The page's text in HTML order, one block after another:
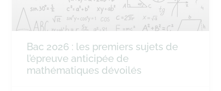
Bac 2026 : les premiers sujets de
l’épreuve anticipée de
mathématiques dévoilés